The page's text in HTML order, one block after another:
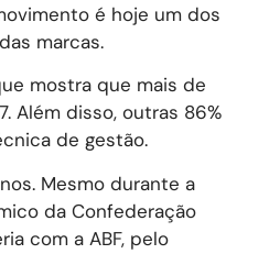
é hoje um dos
marcas.
mostra que mais de
Além disso, outras 86%
de gestão.
Mesmo durante a
da Confederação
com a ABF, pelo